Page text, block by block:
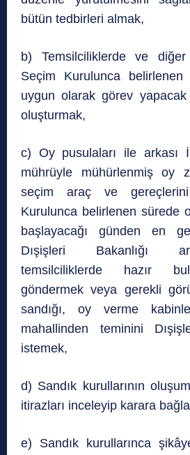
bütün tedbirleri almak,
b) Temsilciliklerde ve
Seçim Kurulunca
uygun olarak görev yapacak
oluşturmak,
c) Oy pusulaları ile arkası
mührüyle mühürlenmiş oy
seçim araç ve
Kurulunca belirlenen sürede
başlayacağı günden en
Dışişleri Bakanlığı
temsilciliklerde hazır
göndermek veya gerekli
sandığı, oy verme
mahallinden teminini
istemek,
d) Sandık kurullarının
itirazları inceleyip karara
e) Sandık kurullarınca